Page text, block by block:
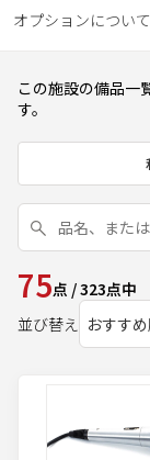
オプションについて
この施設の備品一
す。
75点 /323点中
並び替え